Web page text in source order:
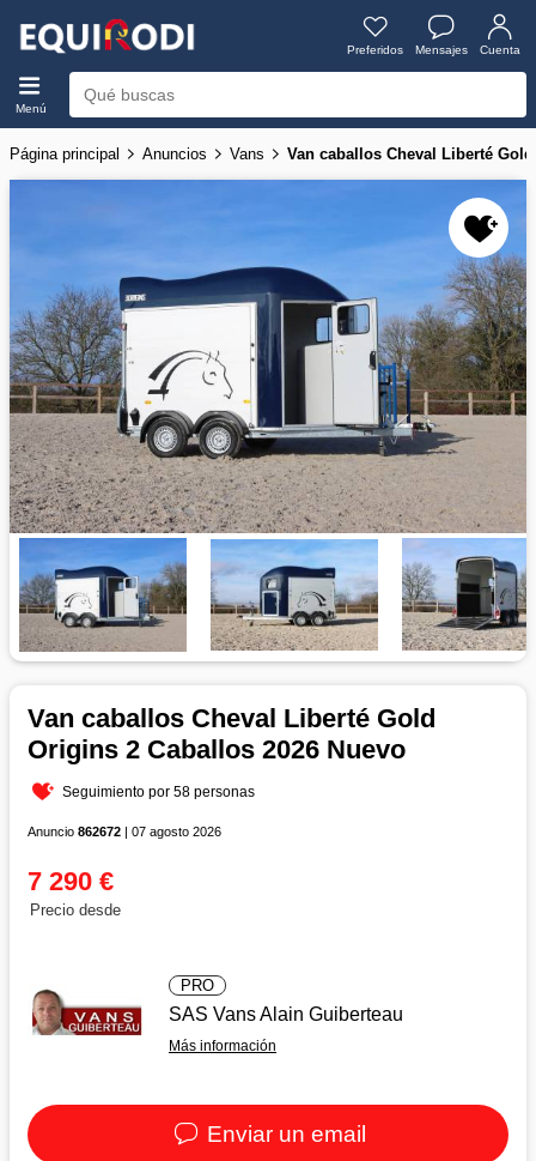
Preferidos Mensajes Cuenta
Menú
Página principal Anuncios Vans Van caballos Cheval Liberté
Van caballos Cheval Liberté Gold
Origins 2 Caballos 2026 Nuevo
Seguimiento por 58 personas
Anuncio 862672 | 07 agosto 2026
7 290 €
Precio desde
PRO
SAS Vans Alain Guiberteau
Más información
Enviar un email